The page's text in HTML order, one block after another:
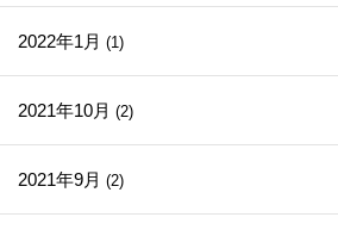
2022年1月 (1)
2021年10月 (2)
2021年9月 (2)